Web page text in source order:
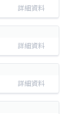
詳細資料
詳細資料
詳細資料